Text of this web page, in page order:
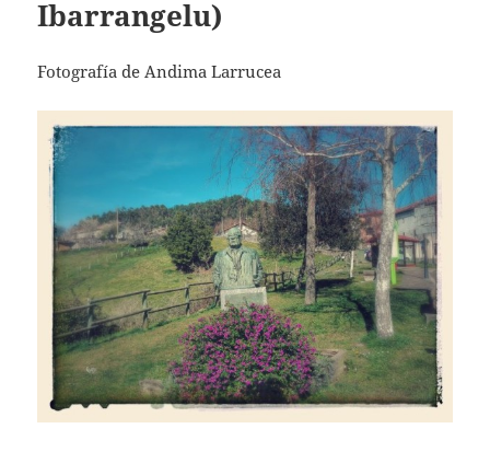
Ibarrangelu)
Fotografía de Andima Larrucea